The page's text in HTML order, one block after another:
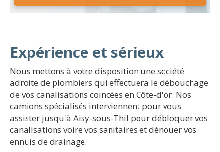
Expérience et sérieux
Nous mettons à votre disposition une société
adroite de plombiers qui effectuera le débouchage
de vos canalisations coincées en Côte-d'or. Nos
camions spécialisés interviennent pour vous
assister jusqu'à Aisy-sous-Thil pour débloquer vos
canalisations voire vos sanitaires et dénouer vos
ennuis de drainage.